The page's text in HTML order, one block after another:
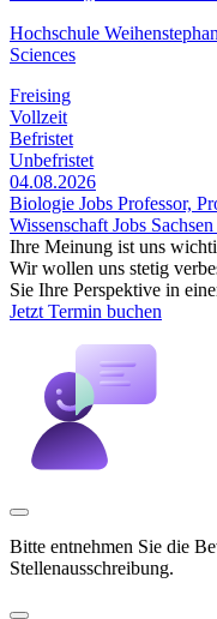
Hochschule
Sciences
Freising
Vollzeit
Befristet
Unbefristet
04.08.2026
Biologie Jobs Professor,
Wissenschaft Jobs
Ihre Meinung ist uns
Wir wollen uns stetig
Sie Ihre Perspektive in
Jetzt Termin buchen
Bitte entnehmen Sie die
Stellenausschreibung.